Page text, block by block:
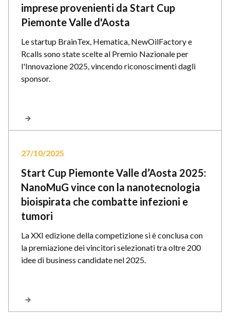
imprese provenienti da Start Cup
Piemonte Valle d'Aosta
Le startup BrainTex, Hematica, NewOilFactory e
Rcalls sono state scelte al Premio Nazionale per
l'Innovazione 2025, vincendo riconoscimenti dagli
sponsor.
27/10/2025
Start Cup Piemonte Valle d’Aosta 2025:
NanoMuG vince con la nanotecnologia
bioispirata che combatte infezioni e
tumori
La XXI edizione della competizione si è conclusa con
la premiazione dei vincitori selezionati tra oltre 200
idee di business candidate nel 2025.